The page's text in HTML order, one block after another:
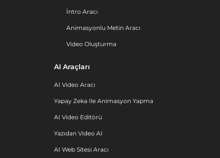
İntro Aracı
Animasyonlu Metin Aracı
Video Oluşturma
AI Araçları
AI Video Aracı
Yapay Zeka Ile Animasyon Yapma
AI Video Editörü
Yazıdan Video AI
AI Web Sitesi Aracı